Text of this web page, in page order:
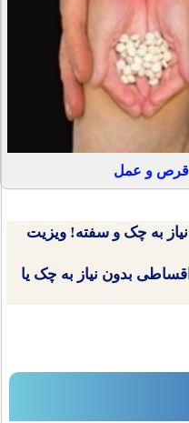
قرص و عمل
به چک و سفته! ویزیت
اقساطی بدون نیاز به چک یا